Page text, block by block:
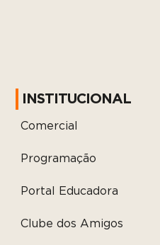
INSTITUCIONAL
Comercial
Programação
Portal Educadora
Clube dos Amigos